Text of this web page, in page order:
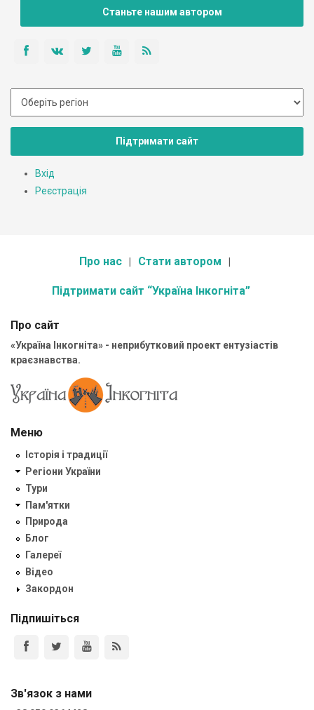
Станьте нашим автором
Підтримати сайт
Вхід
Реєстрація
Про нас Стати автором
Підтримати сайт “Україна Інкогніта”
Про сайт
«Україна Інкогніта» - неприбутковий проект ентузіастів
краєзнавства.
Меню
Історія і традиції
Регіони України
Тури
Пам'ятки
Природа
Блог
Галереї
Відео
Закордон
Підпишіться
Зв'язок з нами